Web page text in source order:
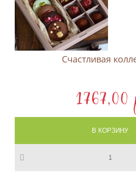
Счастливая
1767,00